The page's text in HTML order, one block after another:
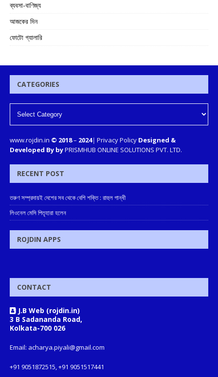
ব্যবসা-বাণিজ্য
আজকের দিন
ফোটো গ্যালারি
CATEGORIES
www.rojdin.in © 2018– 2024| Privacy Policy Designed &
Developed By byPRISMHUB ONLINE SOLUTIONS PVT. LTD.
RECENT POST
তরুণ সম্প্রদায়ই দেশের সব থেকে বেশি শক্তি : রাহুল গান্ধী
লিওনেল মেসি পিতৃহারা হলেন
ROJDIN APPS
CONTACT
J.B Web (rojdin.in)
3 B Sadananda Road,
Kolkata-700 026
Email: acharya.piyali@gmail.com
+91 9051872515, +91 9051517441